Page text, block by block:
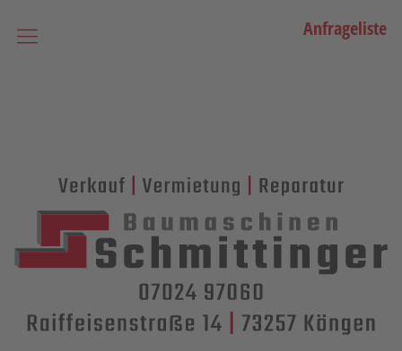
Anfrageliste
Bagger
Lader / Planiermaschinen
Lasergesteuerte Maschinen
Teleskopmaschinen
Miniraupenkrane